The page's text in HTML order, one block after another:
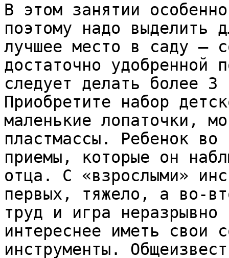
В этом занятии
поэтому надо выделить
лучшее место в саду —
достаточно удобренной
следует делать более 3
Приобретите набор
маленькие лопаточки,
пластмассы. Ребенок во
приемы, которые он
отца. С «взрослыми»
первых, тяжело, а во-
труд и игра неразрывно
интереснее иметь свои
инструменты.